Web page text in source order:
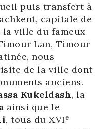
puis transfert à
capitale de
ville du fameux
Lan, Timour
nous
de la ville dont
anciens.
Kukeldash, la
ainsi que le
, tous du XVIe